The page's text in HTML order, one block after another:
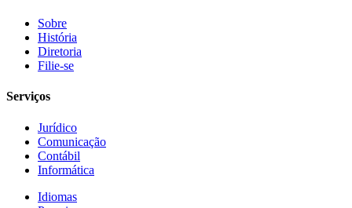
Sobre
História
Diretoria
Filie-se
Serviços
Jurídico
Comunicação
Contábil
Informática
Idiomas